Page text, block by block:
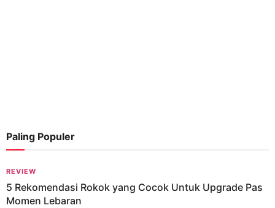
Paling Populer
REVIEW
5 Rekomendasi Rokok yang Cocok Untuk Upgrade Pas
Momen Lebaran